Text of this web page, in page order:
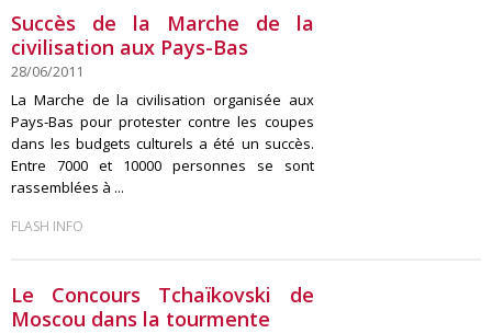
Succès de la Marche de la
civilisation aux Pays-Bas
28/06/2011
La Marche de la civilisation organisée aux
Pays-Bas pour protester contre les coupes
dans les budgets culturels a été un succès.
Entre 7000 et 10000 personnes se sont
rassemblées à ...
FLASH INFO
Le Concours Tchaïkovski de
Moscou dans la tourmente